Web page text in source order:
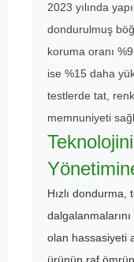
2023 yılında
dondurulmuş
koruma oranı
ise %15 daha
testlerde tat,
memnuniyeti
Hızlı
olan hassasiyeti